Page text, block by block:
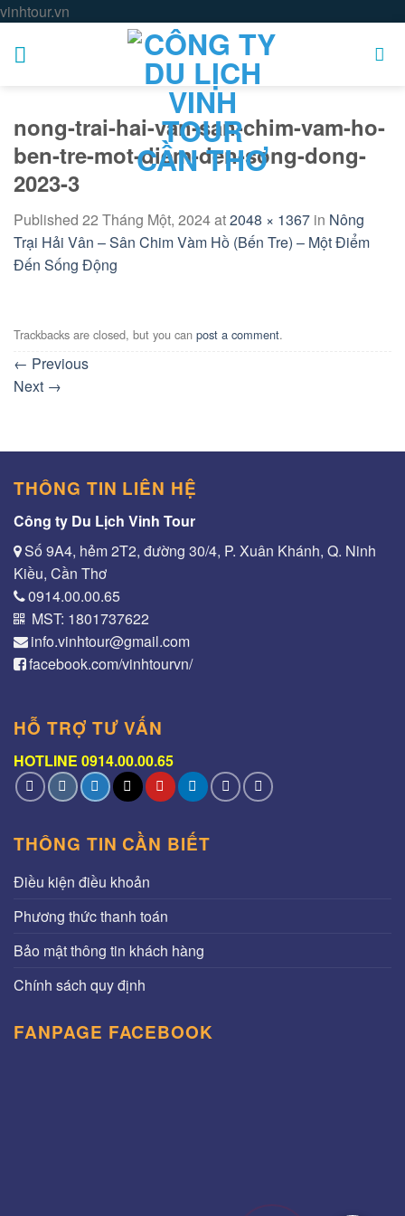
vinhtour.vn
nong-trai-hai-van-san-chim-vam-ho-
ben-tre-mot-diem-den-song-dong-
2023-3
Published 22 Tháng Một, 2024at2048 × 1367 in Nông
Trại Hải Vân – Sân Chim Vàm Hồ (Bến Tre) – Một Điểm
Đến Sống Động
Trackbacks are closed, but you can post a comment.
← Previous
Next →
THÔNG TIN LIÊN HỆ
Công ty Du Lịch Vinh Tour
Số 9A4, hẻm 2T2, đường 30/4, P. Xuân Khánh, Q. Ninh
Kiều, Cần Thơ
0914.00.00.65
MST: 1801737622
info.vinhtour@gmail.com
facebook.com/vinhtourvn/
HỖ TRỢ TƯ VẤN
HOTLINE 0914.00.00.65
THÔNG TIN CẦN BIẾT
Điều kiện điều khoản
Phương thức thanh toán
Bảo mật thông tin khách hàng
Chính sách quy định
FANPAGE FACEBOOK